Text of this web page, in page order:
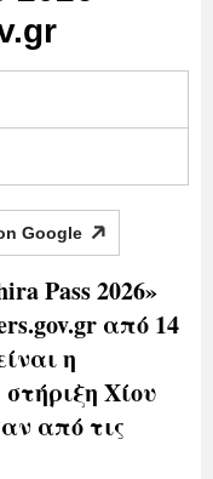
Google
Pass 2026»
από 14
η
Χίου
από τις